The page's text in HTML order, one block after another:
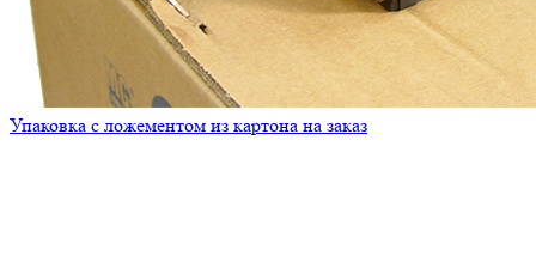
Упаковка с ложементом из картона на заказ